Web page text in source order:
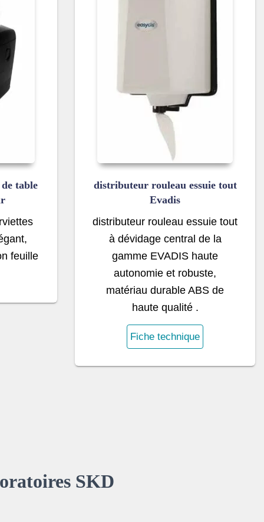
table
feuille
distributeur rouleau essuie tout
Evadis
distributeur rouleau essuie tout
à dévidage central de la
gamme EVADIS haute
autonomie et robuste,
matériau durable ABS de
haute qualité .
Fiche technique
SKD